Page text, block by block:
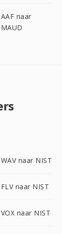
AAF naar
MAUD
WAV naar NIST
FLV naar NIST
VOX naar NIST